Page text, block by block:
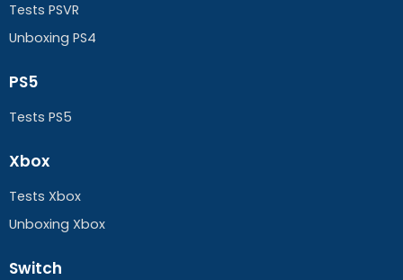
Tests PSVR
Unboxing PS4
PS5
Tests PS5
Xbox
Tests Xbox
Unboxing Xbox
Switch